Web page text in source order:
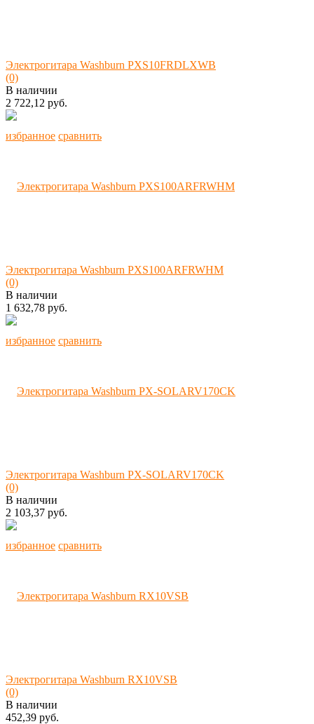
избранное сравнить
Электрогитара Washburn PXS10FRDLXWB
(0)
В наличии
2 722,12 руб.
избранное сравнить
Электрогитара Washburn PXS100ARFRWHM
(0)
В наличии
1 632,78 руб.
избранное сравнить
Электрогитара Washburn PX-SOLARV170CK
(0)
В наличии
2 103,37 руб.
Электрогитара Washburn RX10VSB
(0)
В наличии
452,39 руб.